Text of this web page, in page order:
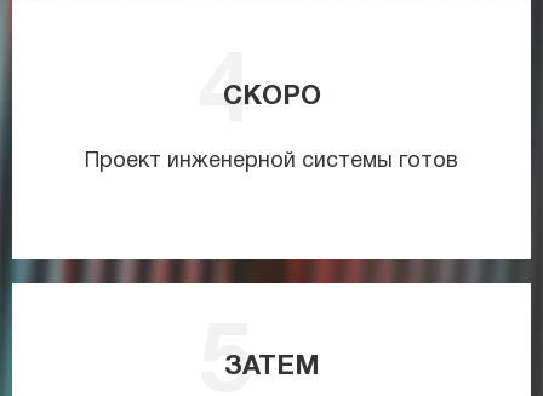
СКОРО
Проект инженерной системы готов
ЗАТЕМ